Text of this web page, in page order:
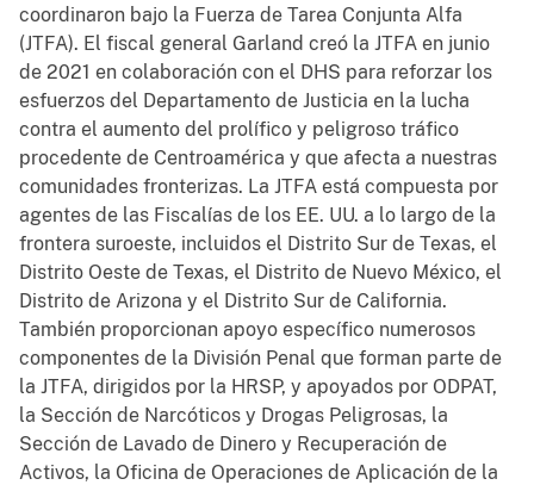
coordinaron bajo la Fuerza de Tarea Conjunta Alfa
(JTFA). El fiscal general Garland creó la JTFA en junio
de 2021 en colaboración con el DHS para reforzar los
esfuerzos del Departamento de Justicia en la lucha
contra el aumento del prolífico y peligroso tráfico
procedente de Centroamérica y que afecta a nuestras
comunidades fronterizas. La JTFA está compuesta por
agentes de las Fiscalías de los EE. UU. a lo largo de la
frontera suroeste, incluidos el Distrito Sur de Texas, el
Distrito Oeste de Texas, el Distrito de Nuevo México, el
Distrito de Arizona y el Distrito Sur de California.
También proporcionan apoyo específico numerosos
componentes de la División Penal que forman parte de
la JTFA, dirigidos por la HRSP, y apoyados por ODPAT,
la Sección de Narcóticos y Drogas Peligrosas, la
Sección de Lavado de Dinero y Recuperación de
Activos, la Oficina de Operaciones de Aplicación de la